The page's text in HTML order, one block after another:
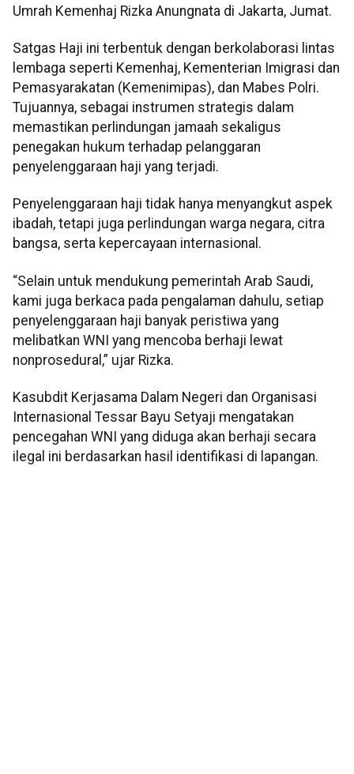
Umrah Kemenhaj Rizka Anungnata di Jakarta, Jumat.
Satgas Haji ini terbentuk dengan berkolaborasi lintas
lembaga seperti Kemenhaj, Kementerian Imigrasi dan
Pemasyarakatan (Kemenimipas), dan Mabes Polri.
Tujuannya, sebagai instrumen strategis dalam
memastikan perlindungan jamaah sekaligus
penegakan hukum terhadap pelanggaran
penyelenggaraan haji yang terjadi.
Penyelenggaraan haji tidak hanya menyangkut aspek
ibadah, tetapi juga perlindungan warga negara, citra
bangsa, serta kepercayaan internasional.
“Selain untuk mendukung pemerintah Arab Saudi,
kami juga berkaca pada pengalaman dahulu, setiap
penyelenggaraan haji banyak peristiwa yang
melibatkan WNI yang mencoba berhaji lewat
nonprosedural,” ujar Rizka.
Kasubdit Kerjasama Dalam Negeri dan Organisasi
Internasional Tessar Bayu Setyaji mengatakan
pencegahan WNI yang diduga akan berhaji secara
ilegal ini berdasarkan hasil identifikasi di lapangan.